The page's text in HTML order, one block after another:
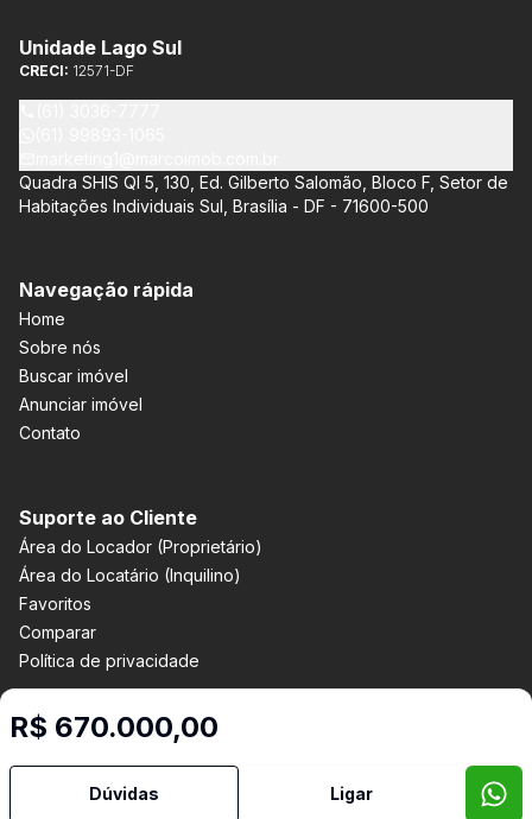
R$ 670.000,00
Dúvidas Ligar
Unidade Lago Sul
CRECI: 12571-DF
Quadra SHIS QI 5, 130, Ed. Gilberto Salomão, Bloco F, Setor de
Habitações Individuais Sul, Brasília - DF - 71600-500
Navegação rápida
Home
Sobre nós
Buscar imóvel
Anunciar imóvel
Contato
Suporte ao Cliente
Área do Locador (Proprietário)
Área do Locatário (Inquilino)
Favoritos
Comparar
Política de privacidade
Selo de Tecnologia Loft